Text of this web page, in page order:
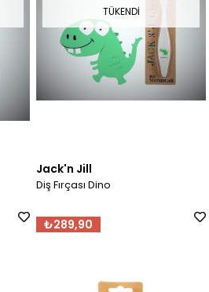
TÜKENDI
Jack'n Jill
Diş Fırçası Dino
₺289,90